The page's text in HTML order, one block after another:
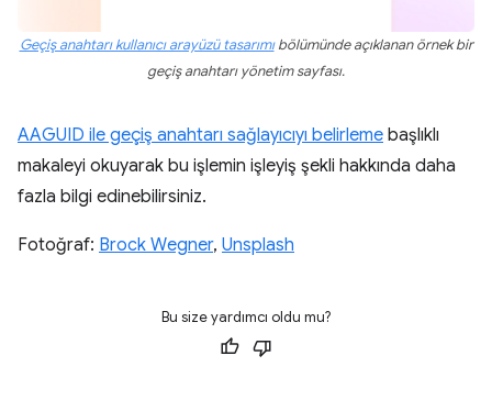
Geçiş anahtarı kullanıcı arayüzü tasarımıbölümünde açıklanan örnek bir
geçiş anahtarı yönetim sayfası.
AAGUID ile geçiş anahtarı sağlayıcıyı belirleme başlıklı
makaleyi okuyarak bu işlemin işleyiş şekli hakkında daha
fazla bilgi edinebilirsiniz.
Fotoğraf: Brock Wegner, Unsplash
Bu size yardımcı oldu mu?